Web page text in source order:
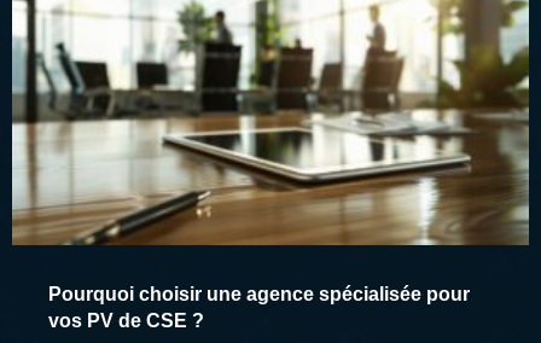
Pourquoi choisir une agence spécialisée pour
vos PV de CSE ?